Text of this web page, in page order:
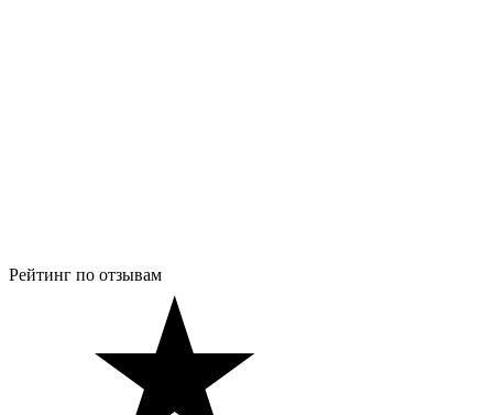
Рейтинг по отзывам